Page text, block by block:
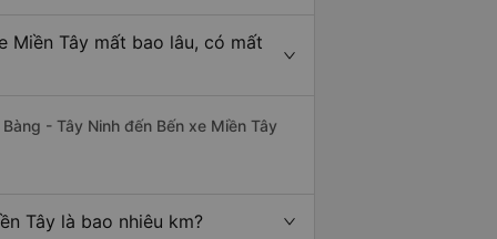
Miền Tây mất bao lâu, có mất
- Tây Ninh đến Bến xe Miền Tây
Tây là bao nhiêu km?